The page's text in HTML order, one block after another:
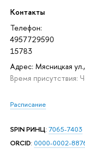
Контакты
Телефон:
4957729590
15783
Адрес: Мясницкая
Время присутствия:
Расписание
SPIN РИНЦ: 7065-7403
ORCID: 0000-0002-